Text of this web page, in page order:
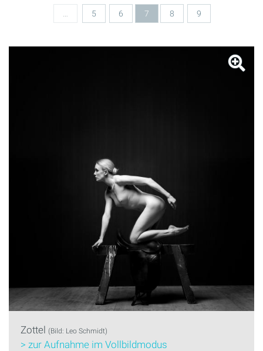
5 6 7 8 9
Zottel (Bild: Leo Schmidt)
> zur Aufnahme im Vollbildmodus